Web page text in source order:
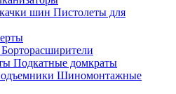
Пистолеты для
Борторасширители
Подкатные домкраты
Шиномонтажные